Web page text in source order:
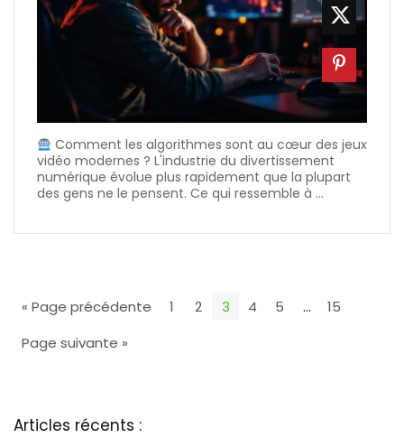
Comment les algorithmes sont au cœur des jeux
vidéo modernes ? L'industrie du divertissement
numérique évolue plus rapidement que la plupart
des gens ne le pensent. Ce qui ressemble à ...
« Page précédente 1 2 3 4 5 …
15
Page suivante »
Articles récents :